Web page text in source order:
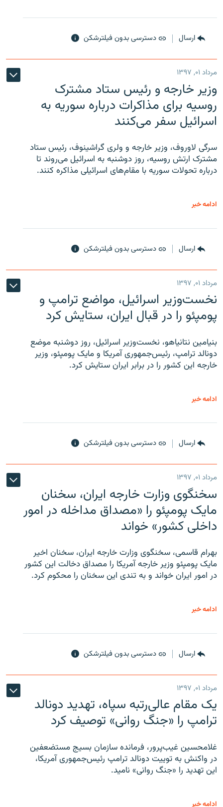
ارسال دسترسی بدون فیلترشکن
مرداد ۰۱, ۱۳۹۷
وزیر خارجه و رئیس‌ ستاد مشترک
روسیه برای مذاکرات درباره سوریه به
اسرائیل سفر می‌کنند
سرگی لاوروف، وزیر خارجه و ولری گراشینوف، رئیس ستاد
مشترک ارتش روسیه، روز دوشنبه به اسرائیل می‌روند تا
درباره تحولات سوریه با مقام‌های اسرائیلی مذاکره کنند.
ادامه خبر
ارسال دسترسی بدون فیلترشکن
مرداد ۰۱, ۱۳۹۷
نخست‌وزیر اسرائیل، مواضع ترامپ و
پومپئو را در قبال ایران، ستایش کرد
بنیامین نتانیاهو، نخست‌وزیر اسرائیل، روز دوشنبه موضع
دونالد ترامپ، رئیس‌جمهوری آمریکا و مایک پومپئو، وزیر
خارجه این کشور را در برابر ایران ستایش کرد.
ادامه خبر
ارسال دسترسی بدون فیلترشکن
مرداد ۰۱, ۱۳۹۷
سخنگوی وزارت خارجه ایران، سخنان
مایک پومپئو را «مصداق مداخله در امور
داخلی کشور» خواند
بهرام قاسمی، سخنگوی وزارت خارجه ایران، سخنان اخیر
مایک پومپئو وزیر خارجه آمریکا را مصداق دخالت این کشور
در امور ایران خواند و به تندی این سخنان را محکوم کرد.
ادامه خبر
ارسال دسترسی بدون فیلترشکن
مرداد ۰۱, ۱۳۹۷
یک مقام عالی‌رتبه سپاه، تهدید دونالد
ترامپ را «جنگ روانی» توصیف کرد
غلامحسین غیب‌پرور، فرمانده سازمان بسیج مستضعفین
در واکنش به توییت دونالد ترامپ رئیس‌جمهوری آمریکا،
این تهدید را «جنگ روانی» نامید.
ادامه خبر